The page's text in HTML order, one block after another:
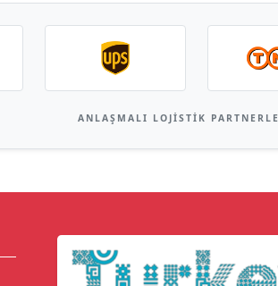
ANLAŞMALI LOJISTIK